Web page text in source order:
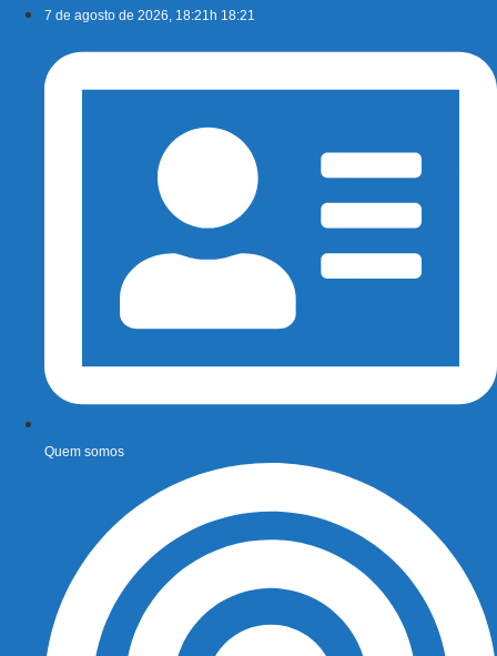
conteúdo
7 de agosto de 2026, 18:21h 18:21
Quem somos